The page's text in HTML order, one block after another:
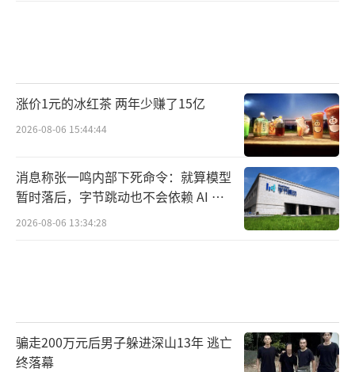
涨价1元的冰红茶 两年少赚了15亿
2026-08-06 15:44:44
消息称张一鸣内部下死命令：就算模型
暂时落后，字节跳动也不会依赖 AI 蒸
馏技术
2026-08-06 13:34:28
骗走200万元后男子躲进深山13年 逃亡
终落幕